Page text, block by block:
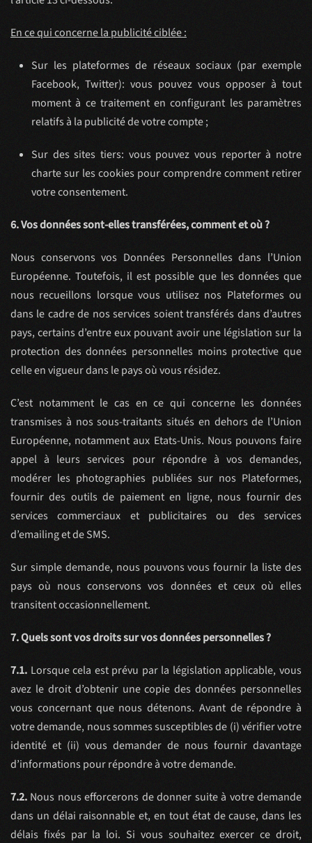
En ce qui concerne la publicité ciblée :
Sur les plateformes de réseaux sociaux (par exemple
Facebook, Twitter): vous pouvez vous opposer à tout
moment à ce traitement en configurant les paramètres
relatifs à la publicité de votre compte ;
Sur des sites tiers: vous pouvez vous reporter à notre
charte sur les cookies pour comprendre comment retirer
votre consentement.
6. Vos données sont-elles transférées, comment et où ?
Nous conservons vos Données Personnelles dans l’Union
Européenne. Toutefois, il est possible que les données que
nous recueillons lorsque vous utilisez nos Plateformes ou
dans le cadre de nos services soient transférés dans d’autres
pays, certains d’entre eux pouvant avoir une législation sur la
protection des données personnelles moins protective que
celle en vigueur dans le pays où vous résidez.
C’est notamment le cas en ce qui concerne les données
transmises à nos sous-traitants situés en dehors de l’Union
Européenne, notamment aux Etats-Unis. Nous pouvons faire
appel à leurs services pour répondre à vos demandes,
modérer les photographies publiées sur nos Plateformes,
fournir des outils de paiement en ligne, nous fournir des
services commerciaux et publicitaires ou des services
d’emailing et de SMS.
Sur simple demande, nous pouvons vous fournir la liste des
pays où nous conservons vos données et ceux où elles
transitent occasionnellement.
7. Quels sont vos droits sur vos données personnelles ?
7.1. Lorsque cela est prévu par la législation applicable, vous
avez le droit d’obtenir une copie des données personnelles
vous concernant que nous détenons. Avant de répondre à
votre demande, nous sommes susceptibles de (i) vérifier votre
identité et (ii) vous demander de nous fournir davantage
d’informations pour répondre à votre demande.
7.2. Nous nous efforcerons de donner suite à votre demande
dans un délai raisonnable et, en tout état de cause, dans les
délais fixés par la loi. Si vous souhaitez exercer ce droit,